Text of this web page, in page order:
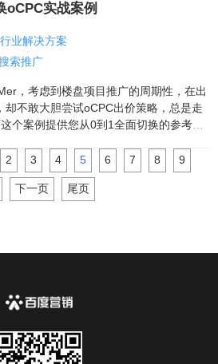
oCPC实战案例
行业解决方案
索推广
，考虑到楼盘项目推广的周期性，在出
却不敢大胆尝试oCPC出价策略，总是走
个案例提供您从0到1全面切换的参考，
2 3 4 5 6 7 8 9
下一页 尾页